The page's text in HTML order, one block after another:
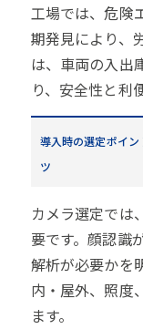
工場では、危険
期発見により、
は、車両の入出
り、安全性と利
導入時の選定ポイ
ツ
カメラ選定では
要です。顔認識
解析が必要かを
内・屋外、照度
ます。